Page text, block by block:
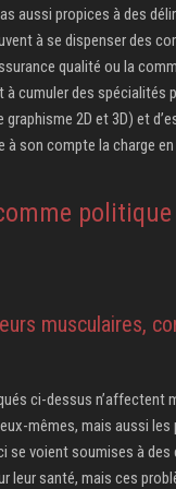
aussi propices à des
à se dispenser des
qualité ou la
à cumuler des spécialités
2D et 3D) et
à son compte la charge
politique
musculaires,
ci-dessus n’affectent
mêmes, mais aussi les
se voient soumises à des
leur santé, mais ces